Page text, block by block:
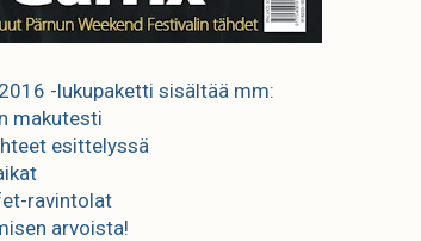
-lukupaketti sisältää mm:
makutesti
esittelyssä
ravintolat
arvoista!